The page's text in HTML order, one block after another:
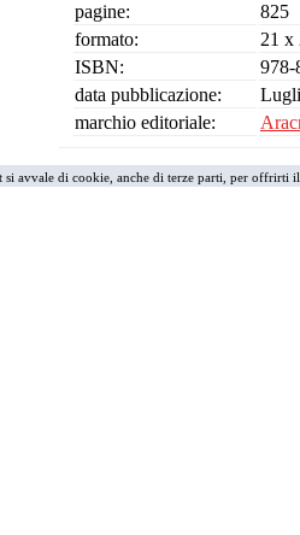
pagine:
825
formato:
21 x
ISBN:
978-
data pubblicazione:
marchio editoriale:
si avvale di cookie, anche di terze parti, per